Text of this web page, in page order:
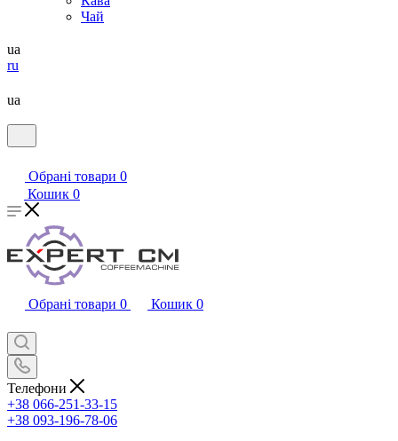
Чай
ua
ru
ua
Обрані товари 0
Кошик 0
Обрані товари 0 Кошик 0
Телефони
+38 066-251-33-15
+38 093-196-78-06